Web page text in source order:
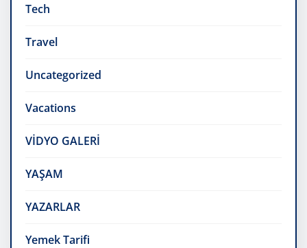
Tech
Travel
Uncategorized
Vacations
VİDYO GALERİ
YAŞAM
YAZARLAR
Yemek Tarifi